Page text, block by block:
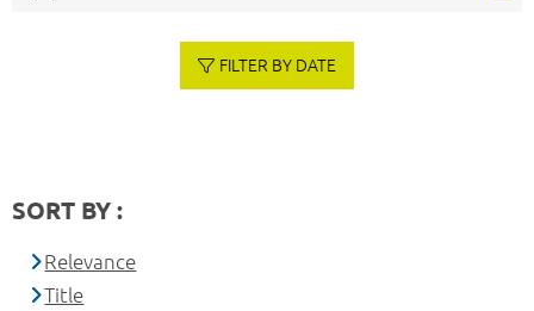
FILTER BY DATE
SORT BY :
Relevance
Title